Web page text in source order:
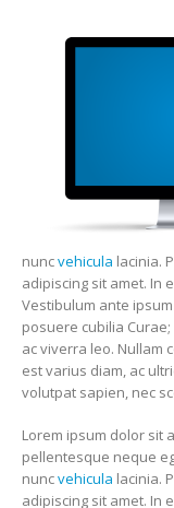
nuncvehicula lacinia.
adipiscing sit amet. In
Vestibulum ante
posuere cubilia
ac viverra leo. Nullam
est varius diam, ac
volutpat sapien, nec
Lorem ipsum dolor sit
pellentesque neque
nuncvehicula lacinia.
adipiscing sit amet. In